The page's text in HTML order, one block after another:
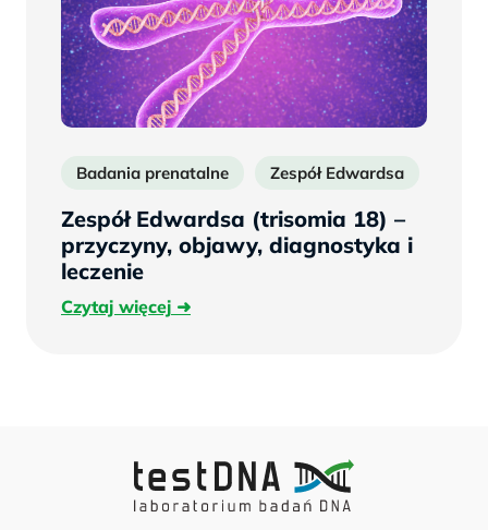
Badania prenatalne Zespół Edwardsa
Zespół Edwardsa (trisomia 18) –
przyczyny, objawy, diagnostyka i
leczenie
Czytaj więcejCzytaj